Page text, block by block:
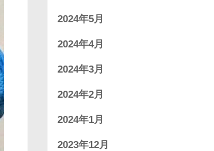
2024年5月
2024年4月
2024年3月
2024年2月
2024年1月
2023年12月